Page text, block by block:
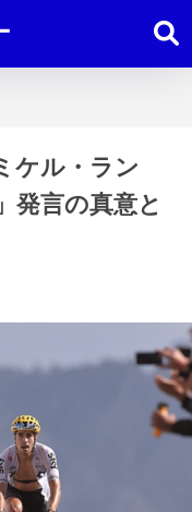
ケル・ラン
発言の真意と